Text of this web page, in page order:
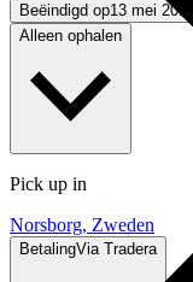
Beëindigd op13 mei 20:24
Alleen ophalen
Pick up in
Norsborg, Zweden
BetalingVia Tradera